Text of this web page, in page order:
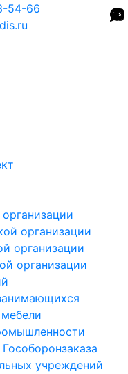
54-66
организации
организации
организации
учреждений